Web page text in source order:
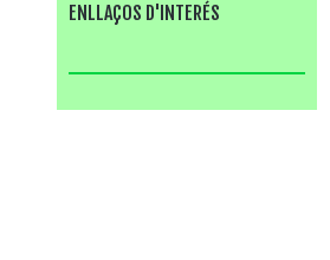
ENLLAÇOS D'INTERÉS